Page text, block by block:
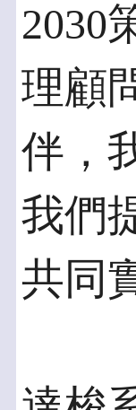
2030
理顧
伴，
我們
共同